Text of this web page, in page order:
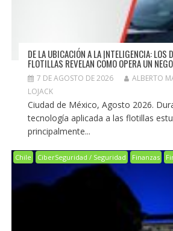
DE LA UBICACIÓN A LA INTELIGENCIA: LOS
FLOTILLAS REVELAN CÓMO OPERA UN
7 DE AGOSTO DE 2026
ALBERTO
LOJACK
Ciudad de México, Agosto 2026.
tecnología aplicada a las flotillas
principalmente...
Chile CiberSeguridad / Seguridad Finanzas